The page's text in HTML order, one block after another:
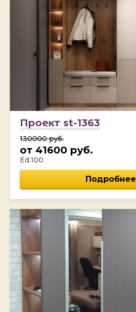
Проект st-1363
130000 руб.
от 41600 руб.
Ed.100
Подробнее